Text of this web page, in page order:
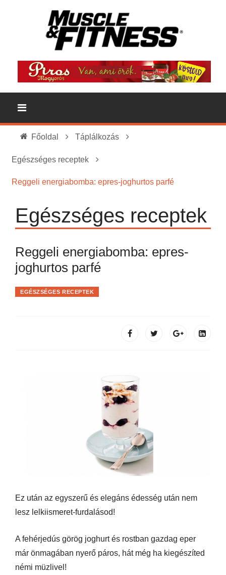
Főoldal Táplálkozás
Egészséges receptek
Reggeli energiabomba: epres-joghurtos parfé
Egészséges receptek
Reggeli energiabomba: epres-
joghurtos parfé
EGÉSZSÉGES RECEPTEK
Ez után az egyszerű és elegáns édesség után nem
lesz lelkiismeret-furdalásod!
A fehérjedús görög joghurt és rostban gazdag eper
már önmagában nyerő páros, hát még ha kiegészíted
némi müzlivel!